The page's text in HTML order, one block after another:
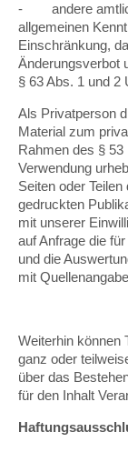
- andere
allgemeinen
Einschränkung,
Änderungsverbot
§ 63 Abs. 1 und 2
Als Privatperson
Material zum
Rahmen des §
Verwendung
Seiten oder
gedruckten
mit unserer
auf Anfrage die
und die
mit
Weiterhin können
ganz oder
über das
für den Inhalt